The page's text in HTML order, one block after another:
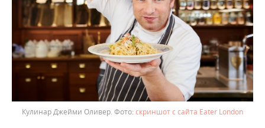
Кулинар Джейми Оливер. скриншот с сайта Eater London